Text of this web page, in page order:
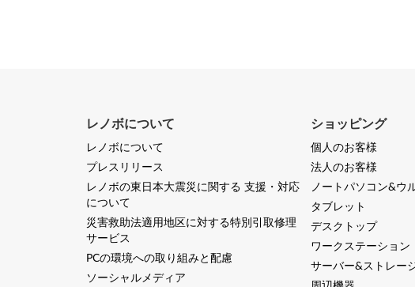
レノボについて
レノボについて
プレスリリース
レノボの東日本大震災に関する 支援・対応
について
災害救助法適用地区に対する特別引取修理
サービス
PCの環境への取り組みと配慮
ソーシャルメディア
ショッピング
個人のお客様
法人のお客様
ノートパソコン&ウ
タブレット
デスクトップ
ワークステーション
サーバー&ストレー